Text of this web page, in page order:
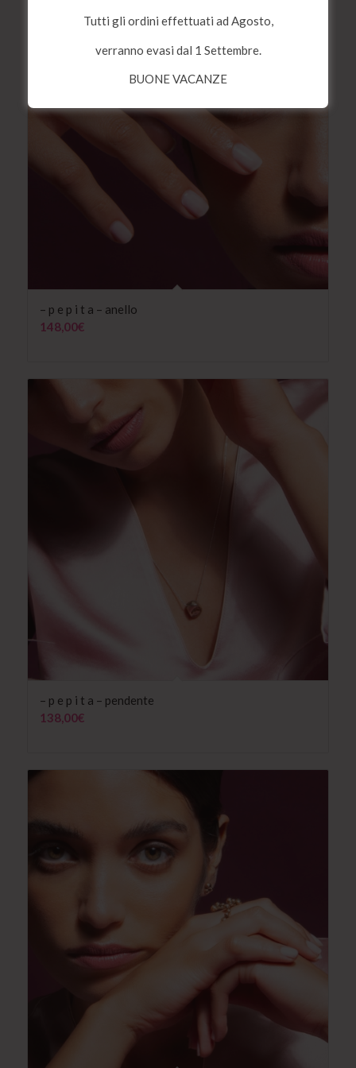
a
160,00€
– p e p i t a – anello
148,00€
– p e p i t a – pendente
138,00€
Tutti gli ordini effettuati ad Agosto,
verranno evasi dal 1 Settembre.
BUONE VACANZE